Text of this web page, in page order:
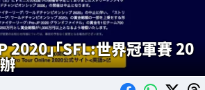
2020」「SFL:世界冠軍賽 20